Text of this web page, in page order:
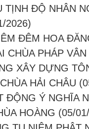
TỊNH ĐỘ NHÂN
2026)
ĐÊM HOA
CHÙA PHÁP VÂN
XÂY DỰNG
HẢI CHÂU
ĐỘNG Ý NGHĨA
HOÀNG (05/